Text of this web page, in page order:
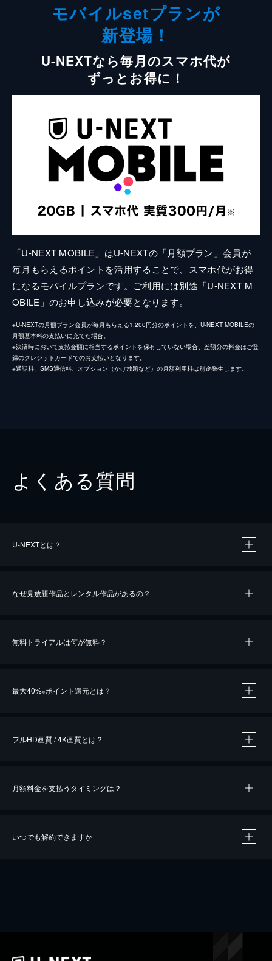
モバイルsetプランが
新登場！
U-NEXTなら毎月のスマホ代が
ずっとお得に！
「U-NEXT MOBILE」はU-NEXTの「月額プラン」会員が
毎月もらえるポイントを活用することで、スマホ代がお得
になるモバイルプランです。ご利用には別途「U-NEXT M
OBILE」のお申し込みが必要となります。
※U-NEXTの月額プラン会員が毎月もらえる1,200円分のポイントを、U-NEXT MOBILEの
月額基本料の支払いに充てた場合。
※決済時において支払金額に相当するポイントを保有していない場合、差額分の料金はご登
録のクレジットカードでのお支払いとなります。
※通話料、SMS通信料、オプション（かけ放題など）の月額利用料は別途発生します。
よくある質問
U-NEXTとは？
なぜ見放題作品とレンタル作品があるの？
無料トライアルは何が無料？
最大40%※ポイント還元とは？
※40％ポイント還元の対象は、クレジットカード決済による作品の購入 / レンタルです。
iOSアプリのUコイン決済による作品の購入 / レンタルは、20％のポイント還元です。
フルHD画質 / 4K画質とは？
月額料金を支払うタイミングは？
いつでも解約できますか